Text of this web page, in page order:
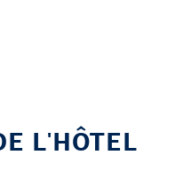
L'HÔTEL